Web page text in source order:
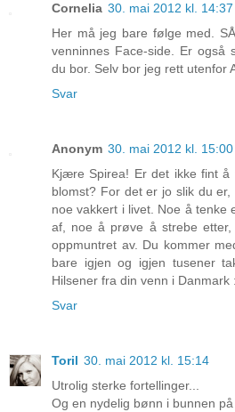
Cornelia 30. mai 2012 kl. 14:37
Her må jeg bare følge med.
venninnes Face-side. Er også
du bor. Selv bor jeg rett utenfor
Svar
Anonym 30. mai 2012 kl. 15:00
Kjære Spirea! Er det ikke fint
blomst? For det er jo slik du
noe vakkert i livet. Noe å tenke
af, noe å prøve å strebe
oppmuntret av. Du kommer
bare igjen og igjen tusener
Hilsener fra din venn i Danmark
Svar
Toril 30. mai 2012 kl. 15:14
Utrolig sterke fortellinger...
Og en nydelig bønn i bunnen på